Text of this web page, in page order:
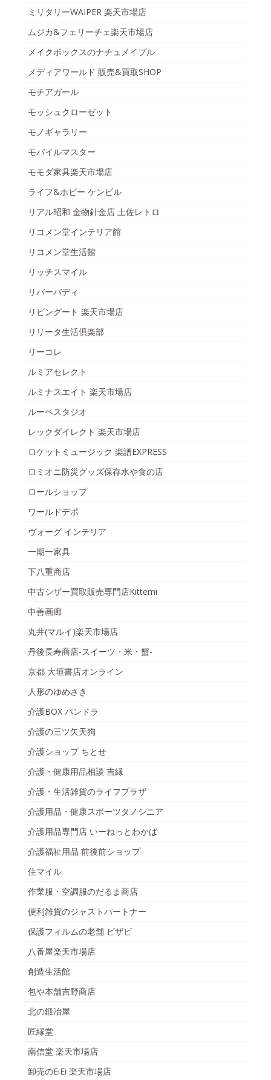
ミリタリーWAIPER 楽天市場店
ムジカ&フェリーチェ楽天市場店
メイクボックスのナチュメイプル
メディアワールド 販売&買取SHOP
モチアガール
モッシュクローゼット
モノギャラリー
モバイルマスター
モモダ家具楽天市場店
ライフ&ホビー ケンビル
リアル昭和 金物針金店 土佐レトロ
リコメン堂インテリア館
リコメン堂生活館
リッチスマイル
リバーパディ
リビングート 楽天市場店
リリータ生活倶楽部
リーコレ
ルミアセレクト
ルミナスエイト 楽天市場店
ルーペスタジオ
レックダイレクト 楽天市場店
ロケットミュージック 楽譜EXPRESS
ロミオニ防災グッズ保存水や食の店
ロールショップ
ワールドデポ
ヴォーグ インテリア
一期一家具
下八重商店
中古シザー買取販売専門店Kittemi
中善画廊
丸井(マルイ)楽天市場店
丹後長寿商店-スイーツ・米・蟹-
京都 大垣書店オンライン
人形のゆめさき
介護BOX パンドラ
介護の三ツ矢天狗
介護ショップ ちとせ
介護・健康用品相談 吉縁
介護・生活雑貨のライフプラザ
介護用品・健康スポーツタノシニア
介護用品専門店 いーねっとわかば
介護福祉用品 前後前ショップ
住マイル
作業服・空調服のだるま商店
便利雑貨のジャストパートナー
保護フィルムの老舗 ビザビ
八番屋楽天市場店
創造生活館
包や本舗吉野商店
北の鍛冶屋
匠縁堂
南信堂 楽天市場店
卸売のEiEi 楽天市場店